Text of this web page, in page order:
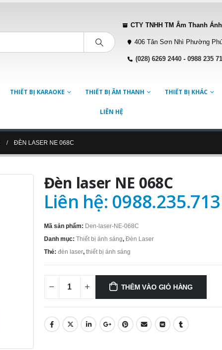
CTY TNHH TM Âm Thanh
406 Tân Sơn Nhì Phường
(028) 6269 2440 -0988 235
THIẾT BỊ KARAOKE THIẾT BỊ ÂM THANH THIẾT BỊ KHÁC
LIÊN HỆ
ĐÈN LASER NE 068C
Đèn laser NE 068C
Liên hệ: 0988.235.713
Mã sản phẩm: Den-laser-NE-068C
Danh mục: Thiết bị ánh sáng, Đèn Laser
Thẻ: đèn laser, thiết bị ánh sáng
THÊM VÀO GIỎ HÀNG